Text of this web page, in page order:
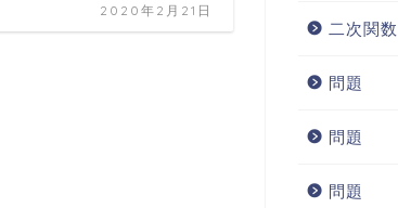
2020年2月21日
二次関数
問題
問題
問題